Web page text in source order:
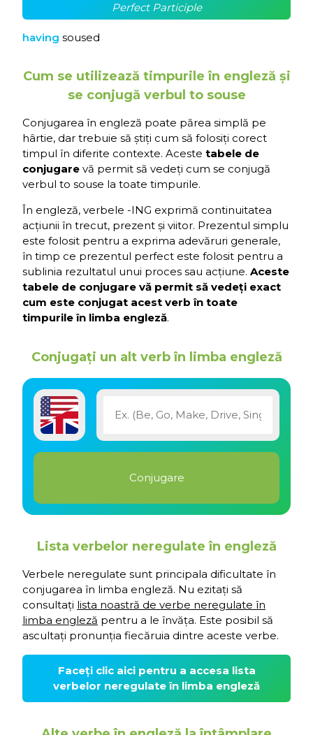
Perfect Participle
having soused
Cum se utilizează timpurile în engleză și
se conjugă verbul to souse
Conjugarea în engleză poate părea simplă pe
hârtie, dar trebuie să știți cum să folosiți corect
timpul în diferite contexte. Aceste tabele de
conjugare vă permit să vedeți cum se conjugă
verbul to souse la toate timpurile.
În engleză, verbele -ING exprimă continuitatea
acțiunii în trecut, prezent și viitor. Prezentul simplu
este folosit pentru a exprima adevăruri generale,
în timp ce prezentul perfect este folosit pentru a
sublinia rezultatul unui proces sau acțiune. Aceste
tabele de conjugare vă permit să vedeți exact
cum este conjugat acest verb în toate
timpurile în limba engleză.
Conjugați un alt verb în limba engleză
Lista verbelor neregulate în engleză
Verbele neregulate sunt principala dificultate în
conjugarea în limba engleză. Nu ezitați să
consultați lista noastră de verbe neregulate în
limba engleză pentru a le învăța. Este posibil să
ascultați pronunția fiecăruia dintre aceste verbe.
Faceți clic aici pentru a accesa lista
verbelor neregulate în limba engleză